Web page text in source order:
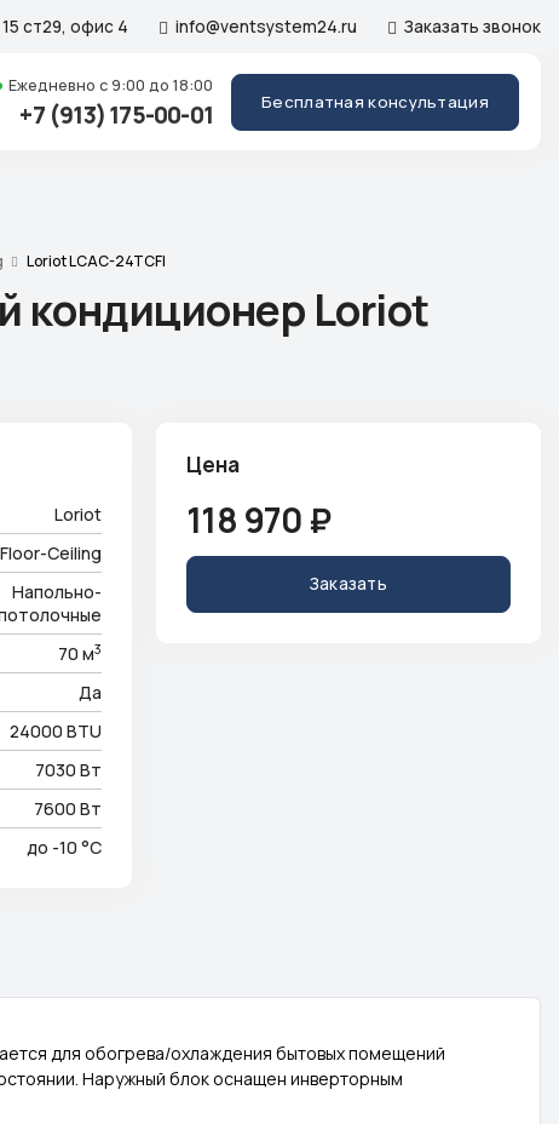
ст29, офис 4 info@ventsystem24.ru Заказать звонок
Бесплатная консультация
Ежедневно с 9:00 до 18:00
+7 (913) 175-00-01
Loriot LCAC-24TCFI
кондиционер Loriot
Loriot
Floor-Ceiling
Напольно-
70 м3
Да
24000 BTU
7030 Вт
7600 Вт
до -10 °C
Цена
118 970 ₽
Заказать
для обогрева/охлаждения бытовых помещений
Наружный блок оснащен инверторным